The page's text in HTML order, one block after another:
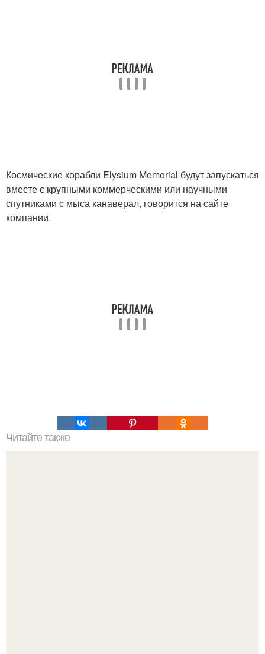
Космические корабли Elysium Memorial будут запускаться
вместе с крупными коммерческими или научными
спутниками с мыса канаверал, говорится на сайте
компании.
Читайте также